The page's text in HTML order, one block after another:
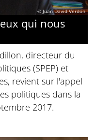
© Juan David Verdon
qui nous
directeur du
(SPEP) et
revient sur l'appel
politiques dans la
2017.